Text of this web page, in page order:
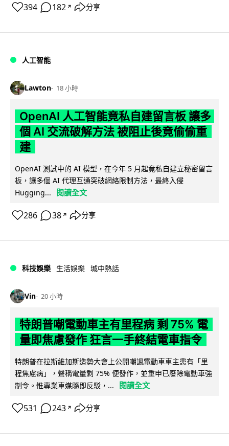
394 182 ↗ 分享
人工智能
Lawton 18 小時
OpenAI 人工智能竟私自建留言板 讓多
個 AI 交流破解方法 被阻止後竟偷偷重
建
OpenAI 測試中的 AI 模型，在今年 5 月起竟私自建立秘密留言
板，讓多個 AI 代理互通突破網絡限制方法，最終入侵
Hugging...
閱讀全文
286 38 ↗ 分享
科技娛樂 生活娛樂 城中熱話
Vin 20 小時
特朗普嘲電動車主有里程病 剩 75% 電
量即焦慮發作 狂言一手終結電車指令
特朗普在拉斯維加斯造勢大會上公開嘲諷電動車車主患有「里
程焦慮病」，聲稱電量剩 75% 便發作，並重申已廢除電動車強
制令。惟專業車媒隨即反駁，...
閱讀全文
531 243 ↗ 分享